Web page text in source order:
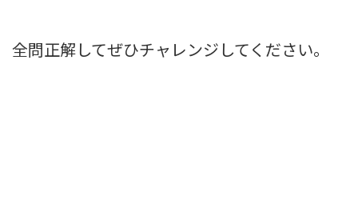
全問正解してぜひチャレンジしてください。